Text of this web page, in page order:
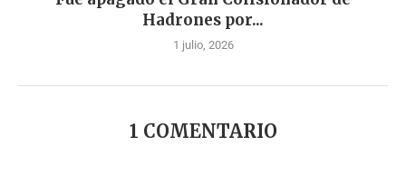
Hadrones por...
1 julio, 2026
1 COMENTARIO